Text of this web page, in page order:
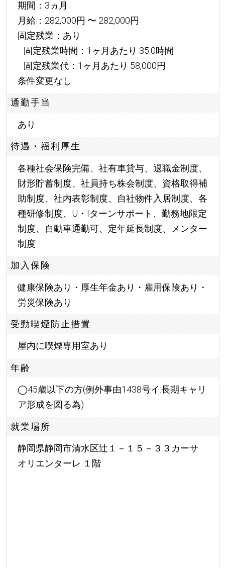
期間：3ヵ月
月給：282,000円 〜 282,000円
固定残業：あり
固定残業時間：1ヶ月あたり 35.0時間
固定残業代：1ヶ月あたり 58,000円
条件変更なし
通勤手当
あり
待遇・福利厚生
各種社会保険完備、社有車貸与、退職金制度、
財形貯蓄制度、社員持ち株会制度、資格取得補
助制度、社内表彰制度、自社物件入居制度、各
種研修制度、U・Iターンサポート、勤務地限定
制度、自動車通勤可、定年延長制度、メンター
制度
加入保険
健康保険あり・厚生年金あり・雇用保険あり・
労災保険あり
受動喫煙防止措置
屋内に喫煙専用室あり
年齢
◯45歳以下の方(例外事由1438号イ:長期キャリ
ア形成を図る為)
就業場所
静岡県静岡市清水区辻１－１５－３３カーサ
オリエンターレ １階